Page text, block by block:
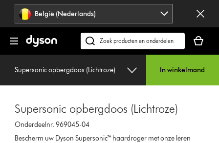
Navigatie
overslaan
België (Nederlands)
Zoek
op
dyson.be
is
Supersonic opbergdoos (Lichtroze) In winkelmand
Supersonic opbergdoos (Lichtroze)
Onderdeelnr. 969045-04
Bescherm uw Dyson Supersonic™ haardroger met onze leren